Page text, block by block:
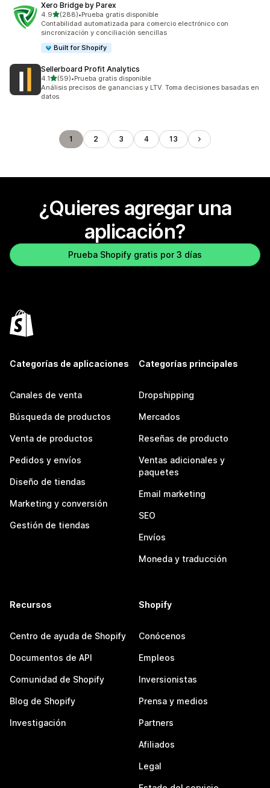
Xero Bridge by Parex
4.9de 5 estrellas
(288)
288 reseñas en total
•Prueba gratis disponible
Contabilidad automatizada para comercio electrónico con
sincronización y conciliación sencillas
Built for Shopify
Sellerboard Profit Analytics
4.1de 5 estrellas
(59)
59 reseñas en total
•Prueba gratis disponible
Análisis precisos de ganancias y LTV. Toma decisiones basadas en
datos.
1 2 3 4 13
¿Quieres agregar una
aplicación?
Prueba Shopify gratis por 3 días
Categorías de aplicaciones
Canales de venta
Búsqueda de productos
Venta de productos
Pedidos y envíos
Diseño de tiendas
Marketing y conversión
Gestión de tiendas
Categorías principales
Dropshipping
Mercados
Reseñas de producto
Ventas adicionales y
paquetes
Email marketing
SEO
Envíos
Moneda y traducción
Recursos
Centro de ayuda de Shopify
Documentos de API
Comunidad de Shopify
Blog de Shopify
Investigación
Shopify
Conócenos
Empleos
Inversionistas
Prensa y medios
Partners
Afiliados
Legal